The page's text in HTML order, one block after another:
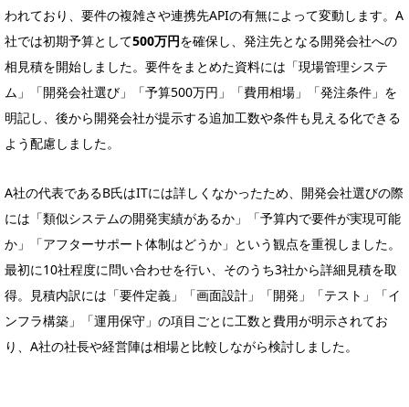
われており、要件の複雑さや連携先APIの有無によって変動します。A
社では初期予算として500万円を確保し、発注先となる開発会社への
相見積を開始しました。要件をまとめた資料には「現場管理システ
ム」「開発会社選び」「予算500万円」「費用相場」「発注条件」を
明記し、後から開発会社が提示する追加工数や条件も見える化できる
よう配慮しました。
A社の代表であるB氏はITには詳しくなかったため、開発会社選びの際
には「類似システムの開発実績があるか」「予算内で要件が実現可能
か」「アフターサポート体制はどうか」という観点を重視しました。
最初に10社程度に問い合わせを行い、そのうち3社から詳細見積を取
得。見積内訳には「要件定義」「画面設計」「開発」「テスト」「イ
ンフラ構築」「運用保守」の項目ごとに工数と費用が明示されてお
り、A社の社長や経営陣は相場と比較しながら検討しました。